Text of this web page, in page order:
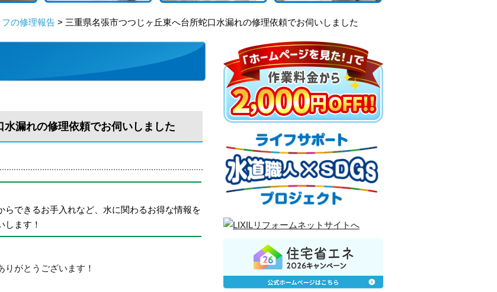
フの修理報告 > 三重県名張市つつじヶ丘東へ台所蛇口水漏れの修理依頼でお伺いしました
漏れの修理依頼でお伺いしました
できるお手入れなど、水に関わるお得な情報を
します！
がとうございます！